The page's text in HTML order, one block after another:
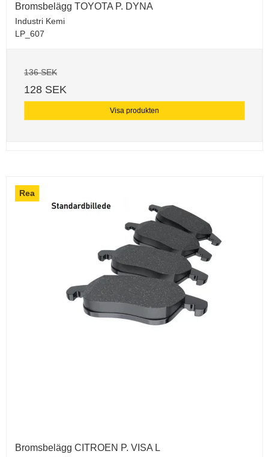
Bromsbelägg TOYOTA P. DYNA
Industri Kemi
LP_607
136 SEK
128 SEK
Visa produkten
Rea
Bromsbelägg CITROEN P. VISA L